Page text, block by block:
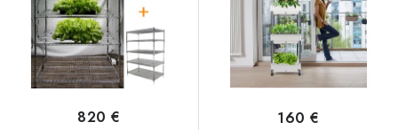
820 € 160 €